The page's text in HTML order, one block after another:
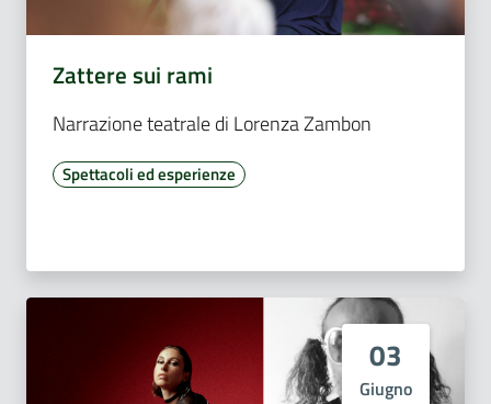
Zattere sui rami
Narrazione teatrale di Lorenza Zambon
Spettacoli ed esperienze
03
Giugno